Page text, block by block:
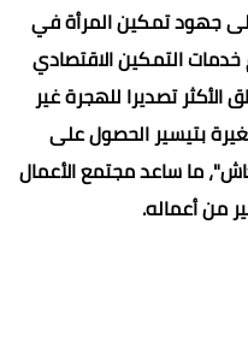
جهود تمكين المرأة في
التمكين الاقتصادي
تصديرا للهجرة غير
بتيسير الحصول على
ما ساعد مجتمع الأعمال
من أعماله.